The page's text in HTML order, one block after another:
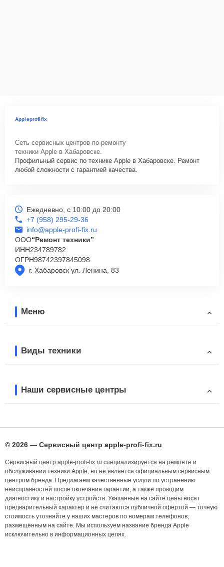
Appleprofifix
Сеть сервисных центров по ремонту
техники Apple в Хабаровске.
Профильный сервис по технике Apple в Хабаровске. Ремонт
любой сложности с гарантией качества.
г. Хабаровск ул. Ленина, 83
Ежедневно, с 10:00 до 20:00
+7 (958) 295-29-36
info@apple-profi-fix.ru
ООО“Ремонт техники”
ИНН234789782
ОГРН98742397845098
Меню
Виды техники
Наши сервисные центры
© 2026 — Сервисный центр apple-profi-fix.ru
Сервисный центр apple-profi-fix.ru специализируется на ремонте и
обслуживании техники Apple, но не является официальным сервисным
центром бренда. Предлагаем качественные услуги по устранению
неисправностей после окончания гарантии, а также проводим
диагностику и настройку устройств. Указанные на сайте цены носят
предварительный характер и не считаются публичной офертой — точную
стоимость уточняйте у наших мастеров по номерам телефонов,
размещённым на сайте. Мы используем название бренда Apple
исключительно в информационных целях.